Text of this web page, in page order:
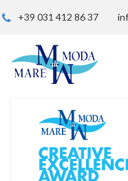
+39 031 412 86 37